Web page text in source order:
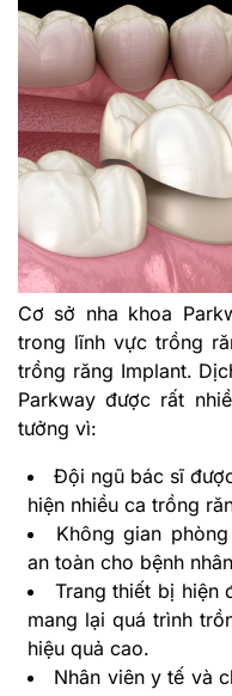
Cơ sở nha khoa
trong lĩnh vực trồng
trồng răng Implant.
Parkway được rất
tưởng vì:
Đội ngũ bác sĩ
hiện nhiều ca trồng
Không gian
an toàn cho bệnh nhân
Trang thiết bị hiện
mang lại quá trình
hiệu quả cao.
Nhân viên y tế và